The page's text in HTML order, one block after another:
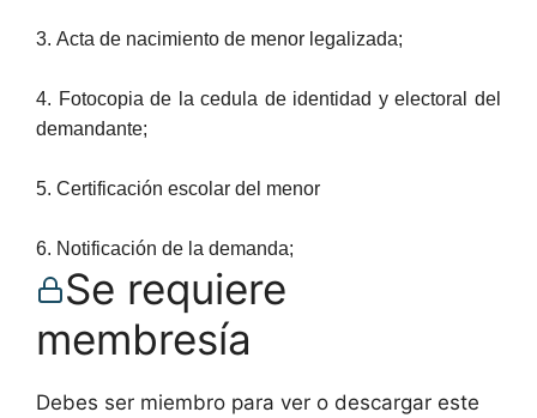
3. Acta de nacimiento de menor legalizada;
4. Fotocopia de la cedula de identidad y electoral del
demandante;
5. Certificación escolar del menor
6. Notificación de la demanda;
Se requiere
membresía
Debes ser miembro para ver o descargar este